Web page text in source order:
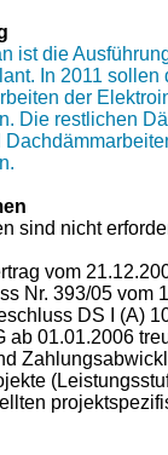
ist die
In 2011 sollen
der
Die restlichen
sind nicht
vom
Nr. 393/05 vom
DS I (A)
ab 01.01.2006